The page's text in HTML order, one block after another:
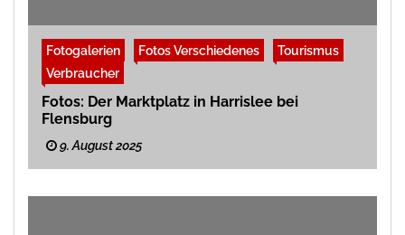
Fotogalerien Fotos Verschiedenes
Tourismus
Verbraucher
Fotos: Der Marktplatz in Harrislee bei
Flensburg
9. August 2025